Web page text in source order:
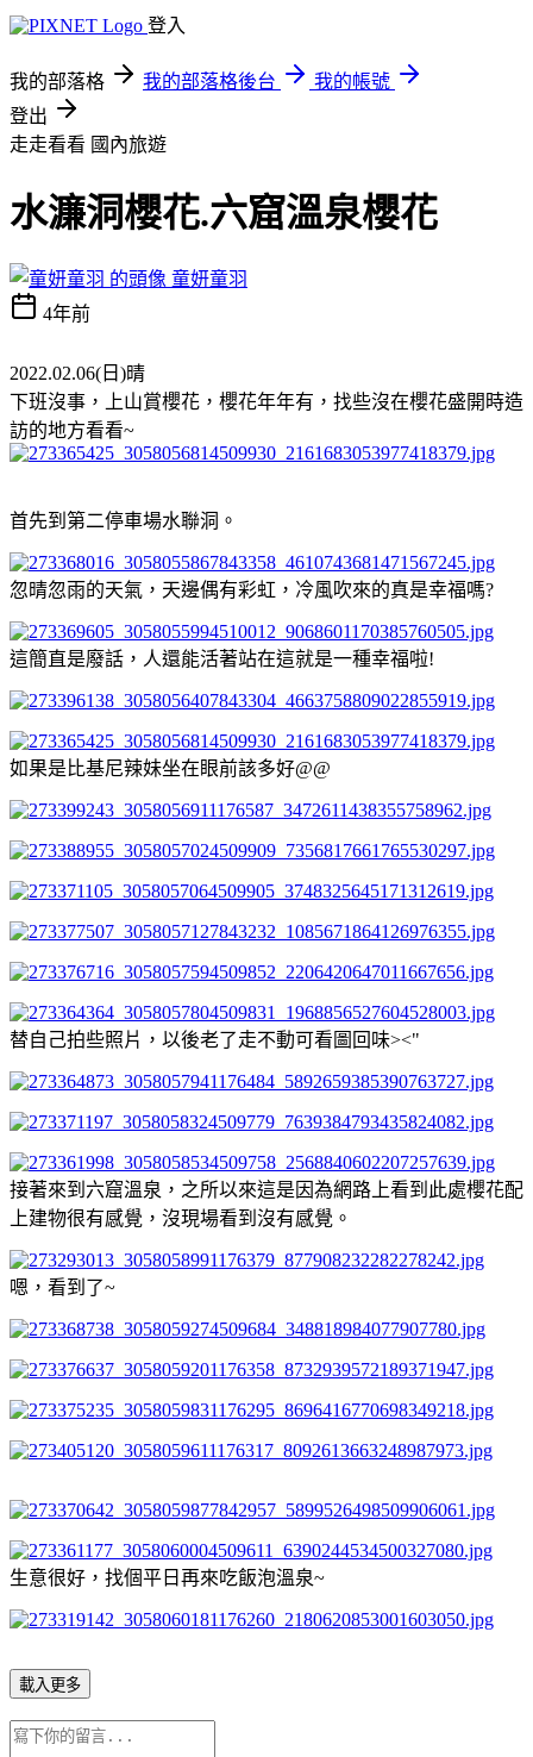
登入
我的部落格 我的部落格後台
我的帳號
登出
走走看看 國內旅遊
水濂洞櫻花.六窟溫泉櫻花
童妍童羽
4年前
2022.02.06(日)晴
下班沒事，上山賞櫻花，櫻花年年有，找些沒在櫻花盛開時造
訪的地方看看~
首先到第二停車場水聯洞。
忽晴忽雨的天氣，天邊偶有彩虹，冷風吹來的真是幸福嗎?
這簡直是廢話，人還能活著站在這就是一種幸福啦!
如果是比基尼辣妹坐在眼前該多好@@
替自己拍些照片，以後老了走不動可看圖回味><"
接著來到六窟溫泉，之所以來這是因為網路上看到此處櫻花配
上建物很有感覺，沒現場看到沒有感覺。
嗯，看到了~
生意很好，找個平日再來吃飯泡溫泉~
載入更多